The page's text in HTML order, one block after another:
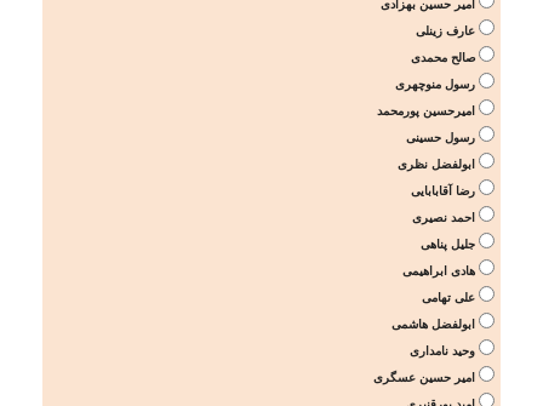
امیر حسین بهزادی
عارف زینلی
صالح محمدی
رسول منوچهری
امیرحسین پورمحمد
رسول حسینی
ابولفضل نظری
رضا آقابابایی
احمد نصیری
جلیل پناهی
هادی ابراهیمی
علی تهامی
ابولفضل هاشمی
وحید نامداری
امیر حسین عسگری